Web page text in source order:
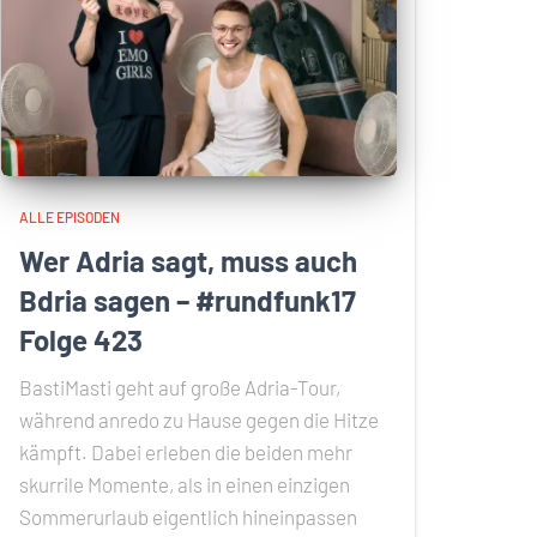
ALLE EPISODEN
Wer Adria sagt, muss auch
Bdria sagen – #rundfunk17
Folge 423
BastiMasti geht auf große Adria-Tour,
während anredo zu Hause gegen die Hitze
kämpft. Dabei erleben die beiden mehr
skurrile Momente, als in einen einzigen
Sommerurlaub eigentlich hineinpassen